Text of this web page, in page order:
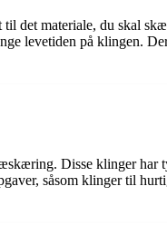
det materiale, du skal
levetiden på klingen.
Disse klinger
såsom klinger til